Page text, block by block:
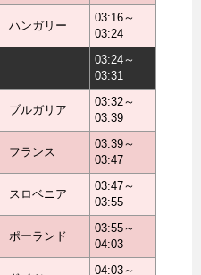
ハンガリー
03:16～
03:24
03:24～
03:31
ブルガリア
03:32～
03:39
フランス
03:39～
03:47
スロベニア
03:47～
03:55
ポーランド
03:55～
04:03
04:03～